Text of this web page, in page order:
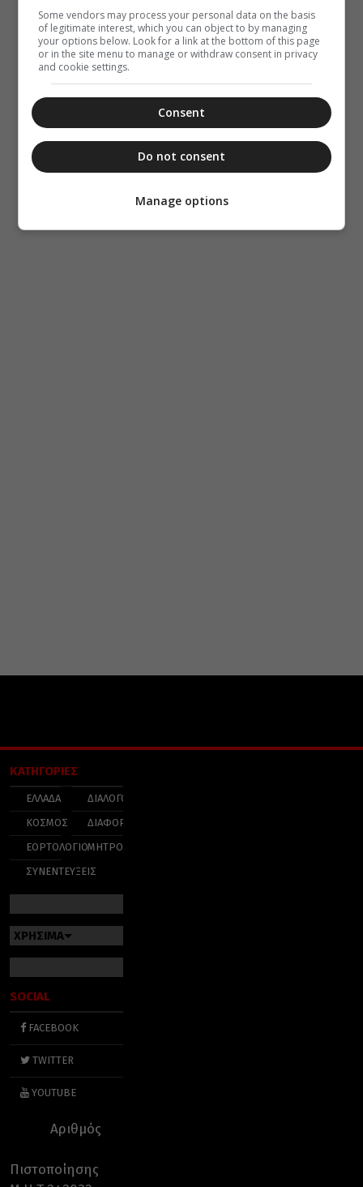
ΚΑΤΗΓΟΡΙΕΣ
ΕΛΛΑΔΑ
ΚΟΣΜΟΣ
ΕΟΡΤΟΛΟΓΙΟ
ΣΥΝΕΝΤΕΥΞΕΙΣ
ΔΙΑΛΟΓΟΣ
ΔΙΑΦΟΡΑ
ΜΗΤΡΟΠΟΛΕΙΣ
ΧΡΗΣΙΜΑ
SOCIAL
FACEBOOK
TWITTER
YOUTUBE
Αριθμός
Πιστοποίησης
Some vendors may process your personal data on the basis
of legitimate interest, which you can object to by managing
your options below. Look for a link at the bottom of this page
or in the site menu to manage or withdraw consent in privacy
and cookie settings.
Consent
Do not consent
Manage options